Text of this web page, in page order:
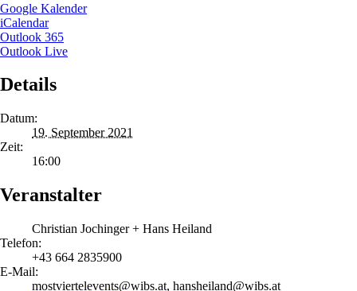
Google Kalender
iCalendar
Outlook 365
Outlook Live
Details
Datum:
19. September 2021
Zeit:
16:00
Veranstalter
Christian Jochinger + Hans Heiland
Telefon:
+43 664 2835900
E-Mail:
mostviertelevents@wibs.at, hansheiland@wibs.at